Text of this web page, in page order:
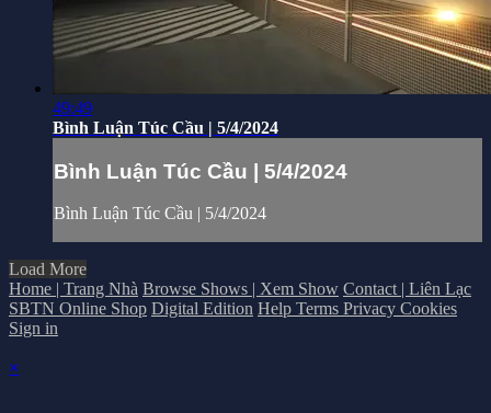
49:49
Bình Luận Túc Cầu | 5/4/2024
Bình Luận Túc Cầu | 5/4/2024
Bình Luận Túc Cầu | 5/4/2024
Load More
Home | Trang Nhà Browse Shows | Xem Show Contact | Liên Lạc
SBTN Online Shop Digital Edition Help Terms Privacy Cookies
Sign in
×